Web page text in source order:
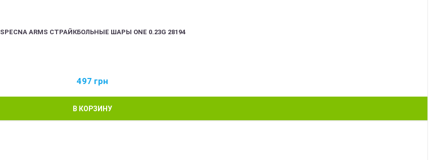
SPECNA ARMS СТРАЙКБОЛЬНЫЕ ШАРЫ ONE 0.23G 28194
497 грн
В КОРЗИНУ